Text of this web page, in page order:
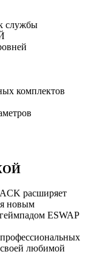
службы
комплектов
расширяет
новым
ESWAP
своей любимой